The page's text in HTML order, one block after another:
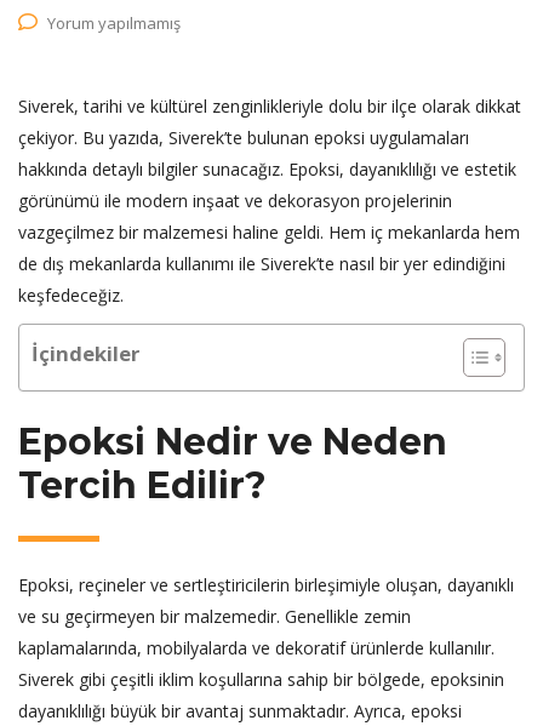
Yorum yapılmamış
Siverek, tarihi ve kültürel zenginlikleriyle dolu bir ilçe olarak dikkat
çekiyor. Bu yazıda, Siverek’te bulunan epoksi uygulamaları
hakkında detaylı bilgiler sunacağız. Epoksi, dayanıklılığı ve estetik
görünümü ile modern inşaat ve dekorasyon projelerinin
vazgeçilmez bir malzemesi haline geldi. Hem iç mekanlarda hem
de dış mekanlarda kullanımı ile Siverek’te nasıl bir yer edindiğini
keşfedeceğiz.
İçindekiler
Epoksi Nedir ve Neden
Tercih Edilir?
Epoksi, reçineler ve sertleştiricilerin birleşimiyle oluşan, dayanıklı
ve su geçirmeyen bir malzemedir. Genellikle zemin
kaplamalarında, mobilyalarda ve dekoratif ürünlerde kullanılır.
Siverek gibi çeşitli iklim koşullarına sahip bir bölgede, epoksinin
dayanıklılığı büyük bir avantaj sunmaktadır. Ayrıca, epoksi